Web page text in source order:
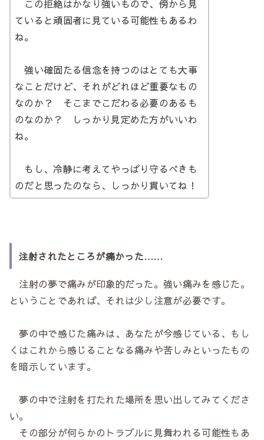
この拒絶はかなり強いもので、傍から見
ていると頑固者に見ている可能性もあるわ
ね。
強い確固たる信念を持つのはとても大事
なことだけど、それがどれほど重要なもの
なのか？ そこまでこだわる必要のあるも
のなのか？ しっかり見定めた方がいいわ
ね。
もし、冷静に考えてやっぱり守るべきも
のだと思ったのなら、しっかり貫いてね！
注射されたところが痛かった……
注射の夢で痛みが印象的だった。強い痛みを感じた。
ということであれば、それは少し注意が必要です。
夢の中で感じた痛みは、あなたが今感じている、もし
くはこれから感じることなる痛みや苦しみといったもの
を暗示しています。
夢の中で注射を打たれた場所を思い出してみてくださ
い。
その部分が何らかのトラブルに見舞われる可能性もあ